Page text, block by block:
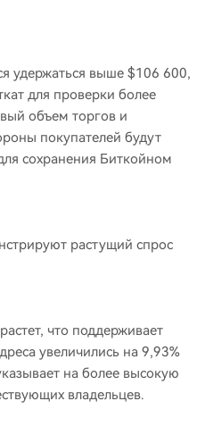
удержаться выше $106 600,
для проверки более
объем торгов и
покупателей будут
сохранения Биткойном
растущий спрос
что поддерживает
увеличились на 9,93%
на более высокую
владельцев.